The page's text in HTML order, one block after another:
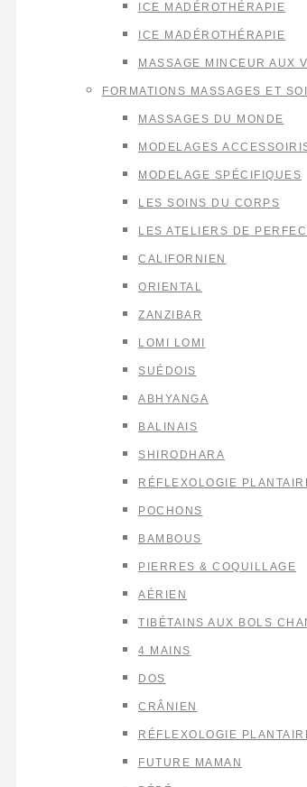
ICE MADÉROTHÉRAPIE
ICE MADÉROTHÉRAPIE
MASSAGE MINCEUR AUX
FORMATIONS MASSAGES ET
MASSAGES DU MONDE
MODELAGES
MODELAGE SPÉCIFIQUES
LES SOINS DU CORPS
LES ATELIERS DE
CALIFORNIEN
ORIENTAL
ZANZIBAR
LOMI LOMI
SUÉDOIS
ABHYANGA
BALINAIS
SHIRODHARA
RÉFLEXOLOGIE
POCHONS
BAMBOUS
PIERRES & COQUILLAGE
AÉRIEN
TIBÉTAINS AUX BOLS
4 MAINS
DOS
CRÂNIEN
RÉFLEXOLOGIE
FUTURE MAMAN